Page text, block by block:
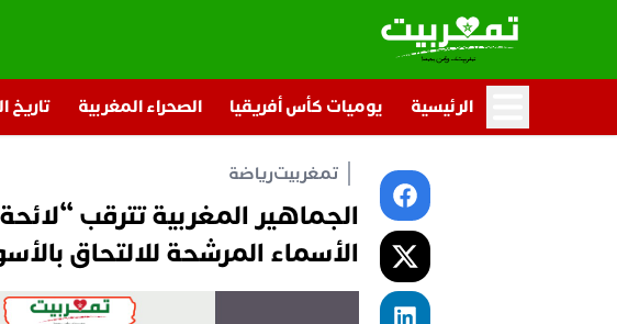
الرئيسية يوميات كأس أفريقيا الصحراء المغربية تاريخ
تمغربيترياضة
الجماهير المغربية تترقب
الأسماء المرشحة للالتحاق